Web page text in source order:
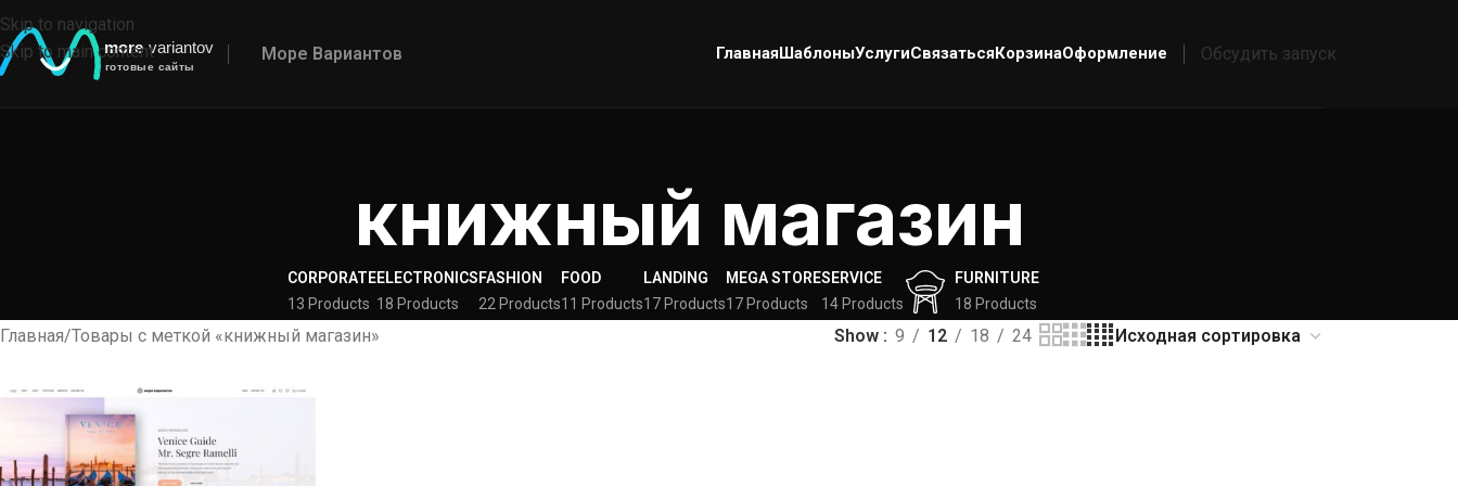
Skip to navigation
Skip to main content
Море Вариантов ГлавнаяШаблоныУслугиСвязатьсяКорзинаОформление Обсудить запуск
книжный магазин
CORPORATE
13 Products
ELECTRONICS
18 Products
FASHION
22 Products
FOOD
11 Products
LANDING
17 Products
MEGA STORE
17 Products
SERVICE
14 Products
FURNITURE
18 Products
Главная Товары с меткой «книжный магазин» Show 9 12 18 24